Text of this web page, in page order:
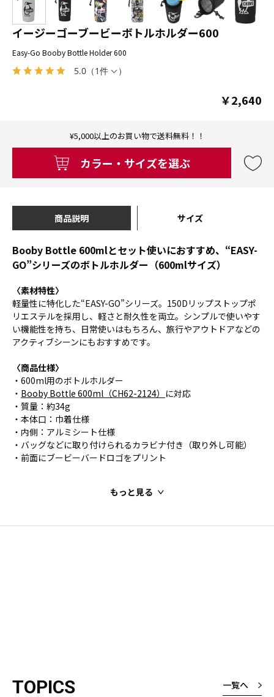
5.0 （1件 ）
イージーゴーブービーボトルホルダー600
Easy-Go Booby Bottle Holder 600
￥2,640
¥5,000以上のお買い物で送料無料！！
カラー・サイズを選ぶ
商品説明 サイズ
Booby Bottle 600mlとセット使いにおすすめ、“EASY-
GO”シリーズのボトルホルダー（600mlサイズ）
〈素材特性〉
軽量性に特化した“EASY-GO”シリーズ。150Dリップストップポ
リエステルを採用し、軽さと耐久性を両立。シンプルで使いやす
い機能性を持ち、日常使いはもちろん、旅行やアウトドアなどの
アクティブシーンにもおすすめです。
〈商品仕様〉
・600ml用のボトルホルダー
・ Booby Bottle 600ml（CH62-2124） に対応
・質量：約34g
・本体口：巾着仕様
・内側：アルミシート仕様
・バッグなどに取り付けられるカラビナ付き（取り外し可能）
・前面にブービーバードロゴをプリント
もっと見る
TOPICS 一覧へ